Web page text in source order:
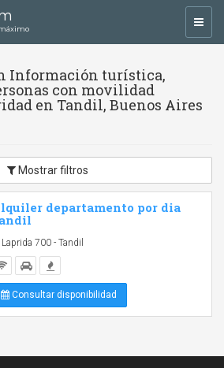
Información turística,
con movilidad
en Tandil, Buenos Aires
Mostrar filtros
departamento por dia
Laprida 700 - Tandil
Consultar disponibilidad